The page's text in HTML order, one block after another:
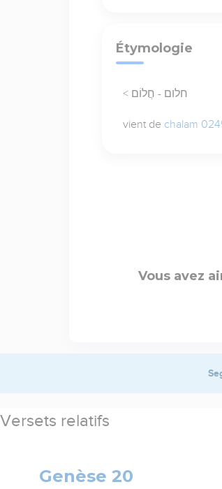
Étymologie
< חלום - חֲלוֹם
vient de chalam
Vous avez
Versets relatifs
Genèse 20